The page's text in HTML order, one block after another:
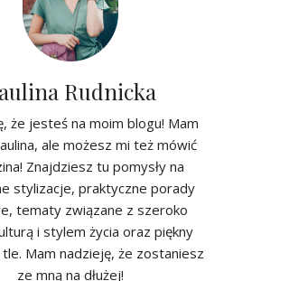
Rudnicka
że jesteś na moim blogu! Mam
ale możesz mi też mówić
Znajdziesz tu pomysły na
stylizacje, praktyczne porady
tematy związane z szeroko
i stylem życia oraz piękny
Mam nadzieję, że zostaniesz
ze mną na dłużej!